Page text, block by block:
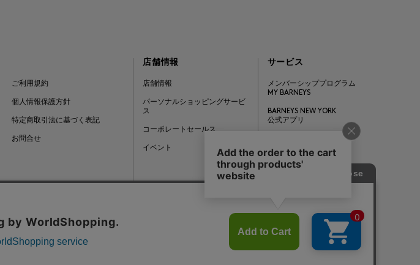
ご利用規約
個人情報保護方針
特定商取引法に基づく表記
お問合せ
店舗情報
店舗情報
パーソナルショッピングサービ
ス
コーポレートセールス
イベント
サービス
メンバーシッププログラム
MY BARNEYS
BARNEYS NEW YORK
公式アプリ